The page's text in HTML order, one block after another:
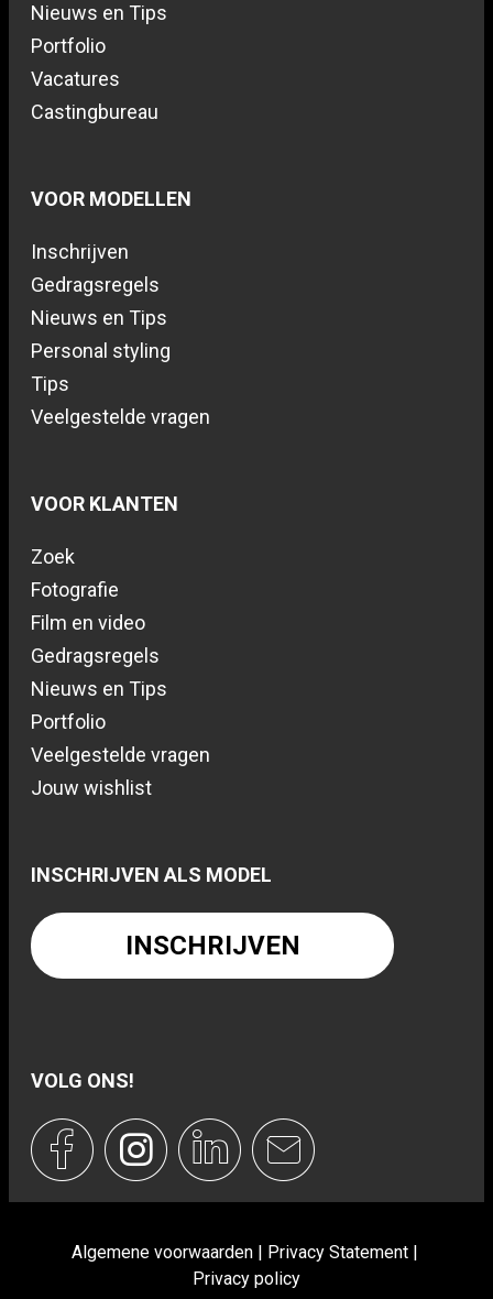
Nieuws en Tips
Portfolio
Vacatures
Castingbureau
VOOR MODELLEN
Inschrijven
Gedragsregels
Nieuws en Tips
Personal styling
Tips
Veelgestelde vragen
VOOR KLANTEN
Zoek
Fotografie
Film en video
Gedragsregels
Nieuws en Tips
Portfolio
Veelgestelde vragen
Jouw wishlist
INSCHRIJVEN ALS MODEL
INSCHRIJVEN
VOLG ONS!
Algemene voorwaarden
Privacy Statement
Privacy policy